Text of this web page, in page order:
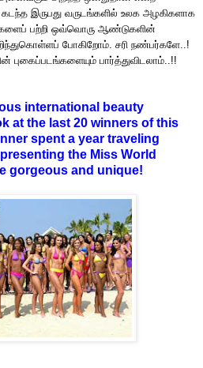
இருபது வருடங்களில் உலக அழகிகளாக
பற்றி ஒவ்வொரு ஆண்டுகளின்
போகிறோம். சரி நண்பர்களே..!
பார்த்துவிடலாம்..!!
international beauty
at the last 20 winners of this
spent a year traveling
the Miss World
gorgeous and unique!